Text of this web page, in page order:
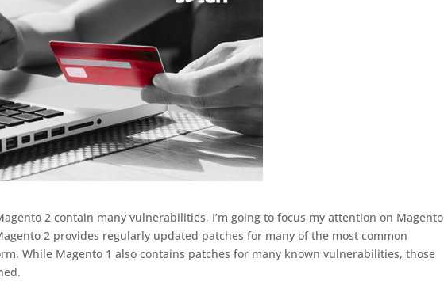
2 contain many vulnerabilities, I’m going to focus my attention on Magento
2 provides regularly updated patches for many of the most common
While Magento 1 also contains patches for many known vulnerabilities, those